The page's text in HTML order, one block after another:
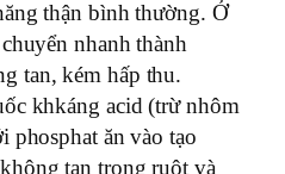
thận bình thường. Ở
nhanh thành
tan, kém hấp thu.
khkáng acid (trừ nhôm
phosphat ăn vào tạo
tan trong ruột và